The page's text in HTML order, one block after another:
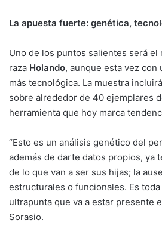
La apuesta fuerte: genética,
Uno de los puntos salientes será el
raza Holando, aunque esta vez con
más tecnológica. La muestra
sobre alrededor de 40 ejemplares
herramienta que hoy marca
“Esto es un análisis genético del
además de darte datos propios, ya
de lo que van a ser sus hijas; la
estructurales o funcionales. Es
ultrapunta que va a estar presente
Sorasio.